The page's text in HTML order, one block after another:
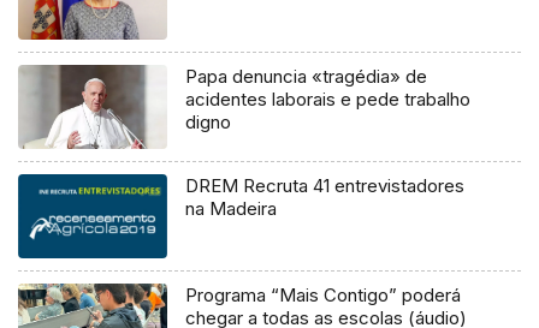
Papa denuncia «tragédia» de
acidentes laborais e pede trabalho
digno
DREM Recruta 41 entrevistadores
na Madeira
Programa “Mais Contigo” poderá
chegar a todas as escolas (áudio)